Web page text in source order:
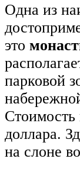
Одна из
это
парковой
Стоимость
доллара.
на слоне